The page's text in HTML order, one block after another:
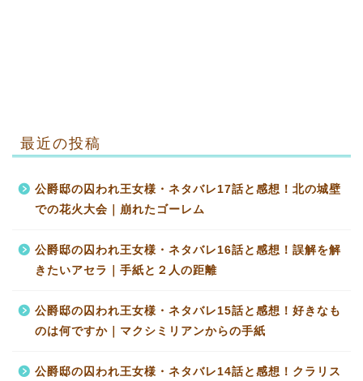
最近の投稿
公爵邸の囚われ王女様・ネタバレ17話と感想！北の城壁
での花火大会｜崩れたゴーレム
公爵邸の囚われ王女様・ネタバレ16話と感想！誤解を解
きたいアセラ｜手紙と２人の距離
公爵邸の囚われ王女様・ネタバレ15話と感想！好きなも
のは何ですか｜マクシミリアンからの手紙
公爵邸の囚われ王女様・ネタバレ14話と感想！クラリス